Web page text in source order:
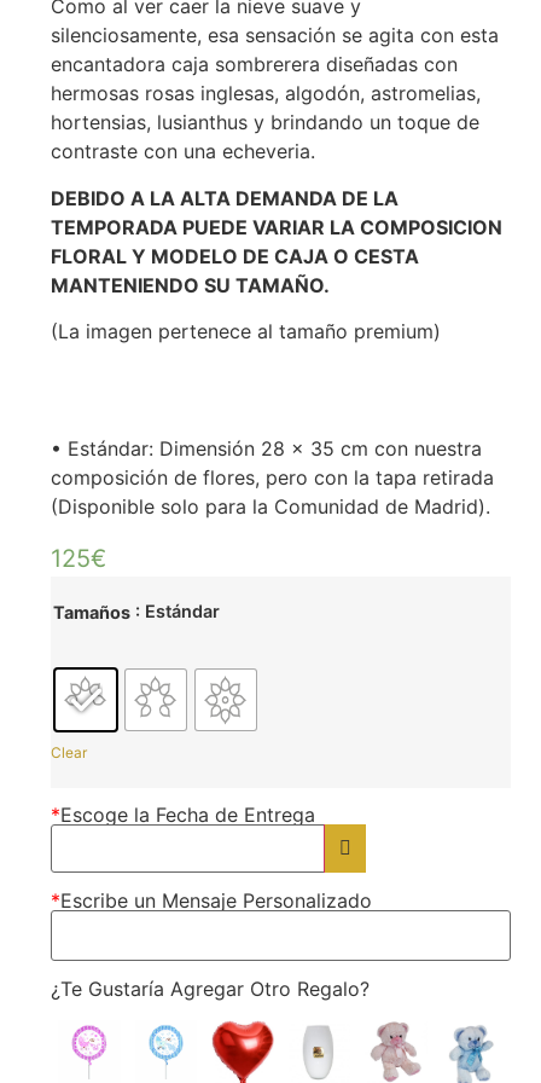
Como al ver caer la nieve suave y
silenciosamente, esa sensación se agita con esta
encantadora caja sombrerera diseñadas con
hermosas rosas inglesas, algodón, astromelias,
hortensias, lusianthus y brindando un toque de
contraste con una echeveria.
DEBIDO A LA ALTA DEMANDA DE LA
TEMPORADA PUEDE VARIAR LA COMPOSICION
FLORAL Y MODELO DE CAJA O CESTA
MANTENIENDO SU TAMAÑO.
(La imagen pertenece al tamaño premium)
• Estándar: Dimensión 28 x 35 cm con nuestra
composición de flores, pero con la tapa retirada
(Disponible solo para la Comunidad de Madrid).
125€
Tamaños : Estándar
Clear
*Escoge la Fecha de Entrega
*Escribe un Mensaje Personalizado
¿Te Gustaría Agregar Otro Regalo?